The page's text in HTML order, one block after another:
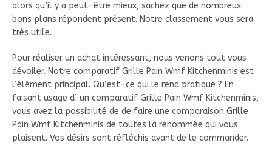
alors qu’il y a peut-être mieux, sachez que de nombreux
bons plans répondent présent. Notre classement vous sera
très utile.
Pour réaliser un achat intéressant, nous venons tout vous
dévoiler. Notre comparatif Grille Pain Wmf Kitchenminis est
l’élément principal. Qu’est-ce qui le rend pratique ? En
faisant usage d’ un comparatif Grille Pain Wmf Kitchenminis,
vous avez la possibilité de de faire une comparaison Grille
Pain Wmf Kitchenminis de toutes la renommée qui vous
plaisent. Vos désirs sont réfléchis avant de le commander.